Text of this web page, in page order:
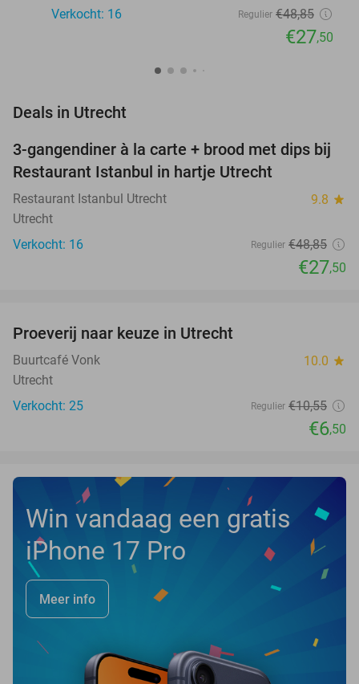
Verkocht: 16
Regulier €48,85
€27,50
Deals in Utrecht
44%
NEW
TODAY
3-gangendiner à la carte + brood met dips bij
Restaurant Istanbul in hartje Utrecht
Restaurant Istanbul Utrecht 9.8 star
Utrecht
Verkocht: 16
Regulier €48,85
€27,50
TODAY
Proeverij naar keuze in Utrecht
Buurtcafé Vonk 10.0 star
Utrecht
Verkocht: 25
Regulier €10,55
€6,50
Win vandaag een gratis
iPhone 17 Pro
Meer info